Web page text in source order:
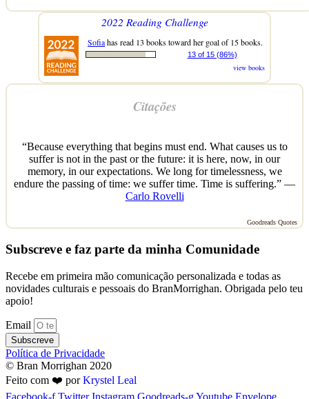
2022 Reading Challenge
Sofiahas read 13 books toward her goal of 15 books.
13 of 15 (86%)
view books
Citações
“Because everything that begins must end. What causes us to
suffer is not in the past or the future: it is here, now, in our
memory, in our expectations. We long for timelessness, we
endure the passing of time: we suffer time. Time is suffering.” —
Carlo Rovelli
Goodreads Quotes
Subscreve e faz parte da minha Comunidade
Recebe em primeira mão comunicação personalizada e todas as
novidades culturais e pessoais do BranMorrighan. Obrigada pelo teu
apoio!
Email
Subscreve
Política de Privacidade
© Bran Morrighan 2020
Feito com ❤️ porKrystel Leal
Facebook-f Twitter Instagram Goodreads-gYoutube Envelope